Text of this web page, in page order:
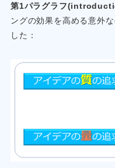
第1パラグラフ
ングの効果を高める意外
した：